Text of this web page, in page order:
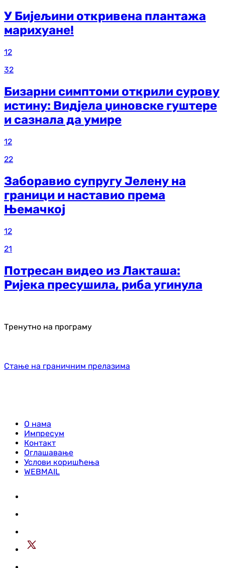
У Бијељини откривена плантажа
марихуане!
12
32
Бизарни симптоми открили сурову
истину: Видјела џиновске гуштере
и сазнала да умире
12
22
Заборавио супругу Јелену на
граници и наставио према
Њемачкој
12
21
Потресан видео из Лакташа:
Ријека пресушила, риба угинула
Тренутно на програму
Стање на граничним прелазима
О нама
Импресум
Контакт
Оглашавање
Услови коришћења
WEBMAIL